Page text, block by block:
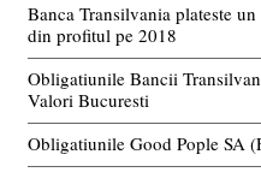
Banca Transilvania plateste
din profitul pe 2018
Obligatiunile Bancii
Valori Bucuresti
Obligatiunile Good Pople SA